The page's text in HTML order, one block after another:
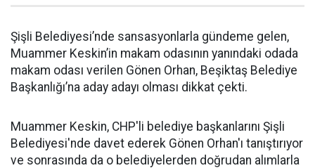
Şişli Belediyesi’nde sansasyonlarla gündeme gelen,
Muammer Keskin’in makam odasının yanındaki odada
makam odası verilen Gönen Orhan, Beşiktaş Belediye
Başkanlığı’na aday adayı olması dikkat çekti.
Muammer Keskin, CHP'li belediye başkanlarını Şişli
Belediyesi'nde davet ederek Gönen Orhan'ı tanıştırıyor
ve sonrasında da o belediyelerden doğrudan alımlarla